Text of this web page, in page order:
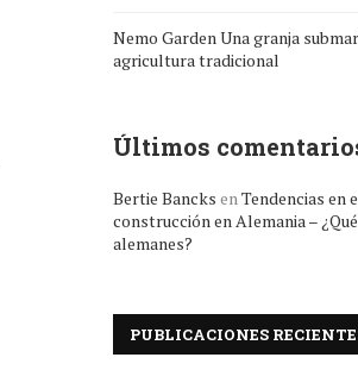
Nemo Garden Una granja
agricultura tradicional
Últimos
Bertie Bancks enTendencias en
construcción en Alemania –
alemanes?
PUBLICACIONES